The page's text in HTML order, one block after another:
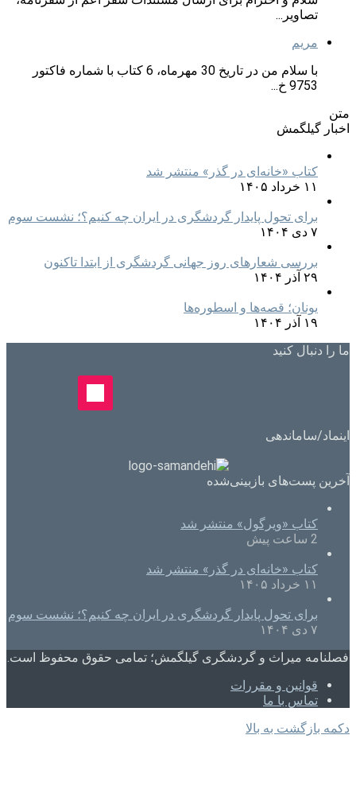
تصاویر...
مریم
با سلام من در تاریخ 30 مهرماه، 6 کتاب با شماره فاکتور
9753 خ...
متن
اخبار گیلگمش
کتاب «خانه‌ای در گذر» منتشر شد
۱۱ خرداد ۱۴۰۵
برای تحول پایدار گردشگری در ایران چه کنیم؟؛ نشست سوم
۷ دی ۱۴۰۴
بررسی شعارهای روز جهانی گردشگری از ابتدا تاکنون
۲۹ آذر ۱۴۰۴
یونان؛ قصه‌ها و اسطوره‌ها
۱۹ آذر ۱۴۰۴
ما را دنبال کنید
اینماد/ساماندهی
آخرین پست‌های بازبینی‌شده
کتاب «ویرگول» منتشر شد
2 ساعت پیش
کتاب «خانه‌ای در گذر» منتشر شد
۱۱ خرداد ۱۴۰۵
برای تحول پایدار گردشگری در ایران چه کنیم؟؛ نشست سوم
۷ دی ۱۴۰۴
فصلنامه میراث و گردشگری گیلگمش؛ تمامی حقوق محفوظ است.
قوانین و مقررات
تماس با ما
دکمه بازگشت به بالا